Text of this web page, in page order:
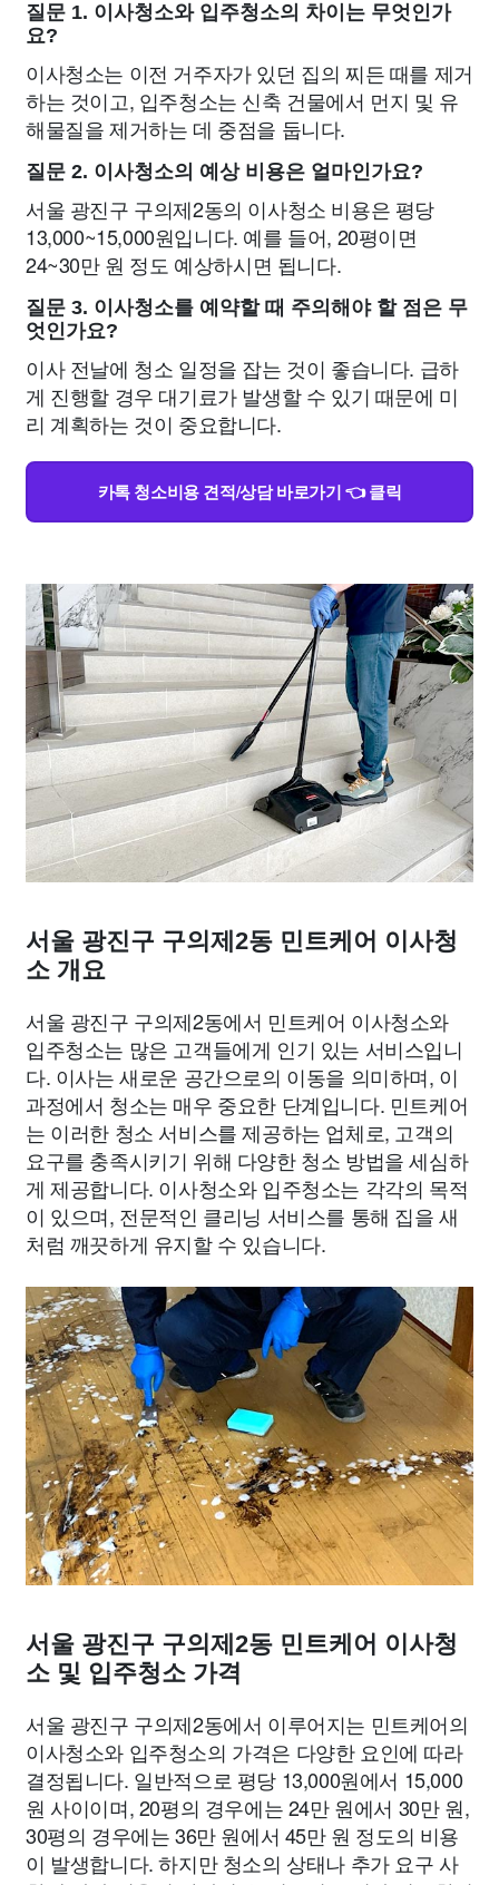
질문 1. 이사청소와 입주청소의 차이는 무엇인가
요?
이사청소는 이전 거주자가 있던 집의 찌든 때를 제거
하는 것이고, 입주청소는 신축 건물에서 먼지 및 유
해물질을 제거하는 데 중점을 둡니다.
질문 2. 이사청소의 예상 비용은 얼마인가요?
서울 광진구 구의제2동의 이사청소 비용은 평당
13,000~15,000원입니다. 예를 들어, 20평이면
24~30만 원 정도 예상하시면 됩니다.
질문 3. 이사청소를 예약할 때 주의해야 할 점은 무
엇인가요?
이사 전날에 청소 일정을 잡는 것이 좋습니다. 급하
게 진행할 경우 대기료가 발생할 수 있기 때문에 미
리 계획하는 것이 중요합니다.
카톡 청소비용 견적/상담 바로가기 👈 클릭
서울 광진구 구의제2동 민트케어 이사청
소 개요
서울 광진구 구의제2동에서 민트케어 이사청소와
입주청소는 많은 고객들에게 인기 있는 서비스입니
다. 이사는 새로운 공간으로의 이동을 의미하며, 이
과정에서 청소는 매우 중요한 단계입니다. 민트케어
는 이러한 청소 서비스를 제공하는 업체로, 고객의
요구를 충족시키기 위해 다양한 청소 방법을 세심하
게 제공합니다. 이사청소와 입주청소는 각각의 목적
이 있으며, 전문적인 클리닝 서비스를 통해 집을 새
처럼 깨끗하게 유지할 수 있습니다.
서울 광진구 구의제2동 민트케어 이사청
소 및 입주청소 가격
서울 광진구 구의제2동에서 이루어지는 민트케어의
이사청소와 입주청소의 가격은 다양한 요인에 따라
결정됩니다. 일반적으로 평당 13,000원에서 15,000
원 사이이며, 20평의 경우에는 24만 원에서 30만 원,
30평의 경우에는 36만 원에서 45만 원 정도의 비용
이 발생합니다. 하지만 청소의 상태나 추가 요구 사